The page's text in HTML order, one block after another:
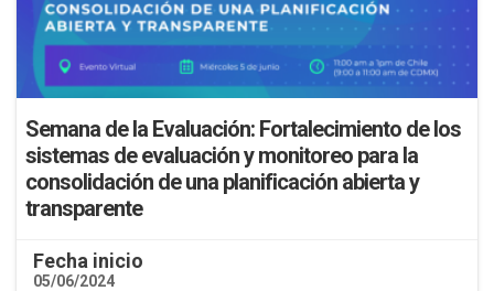
Semana de la Evaluación: Fortalecimiento de los
sistemas de evaluación y monitoreo para la
consolidación de una planificación abierta y
transparente
Fecha inicio
05/06/2024